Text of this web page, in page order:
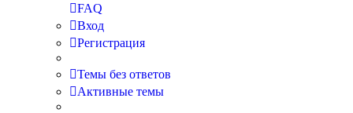
FAQ
Вход
Регистрация
Темы без ответов
Активные темы